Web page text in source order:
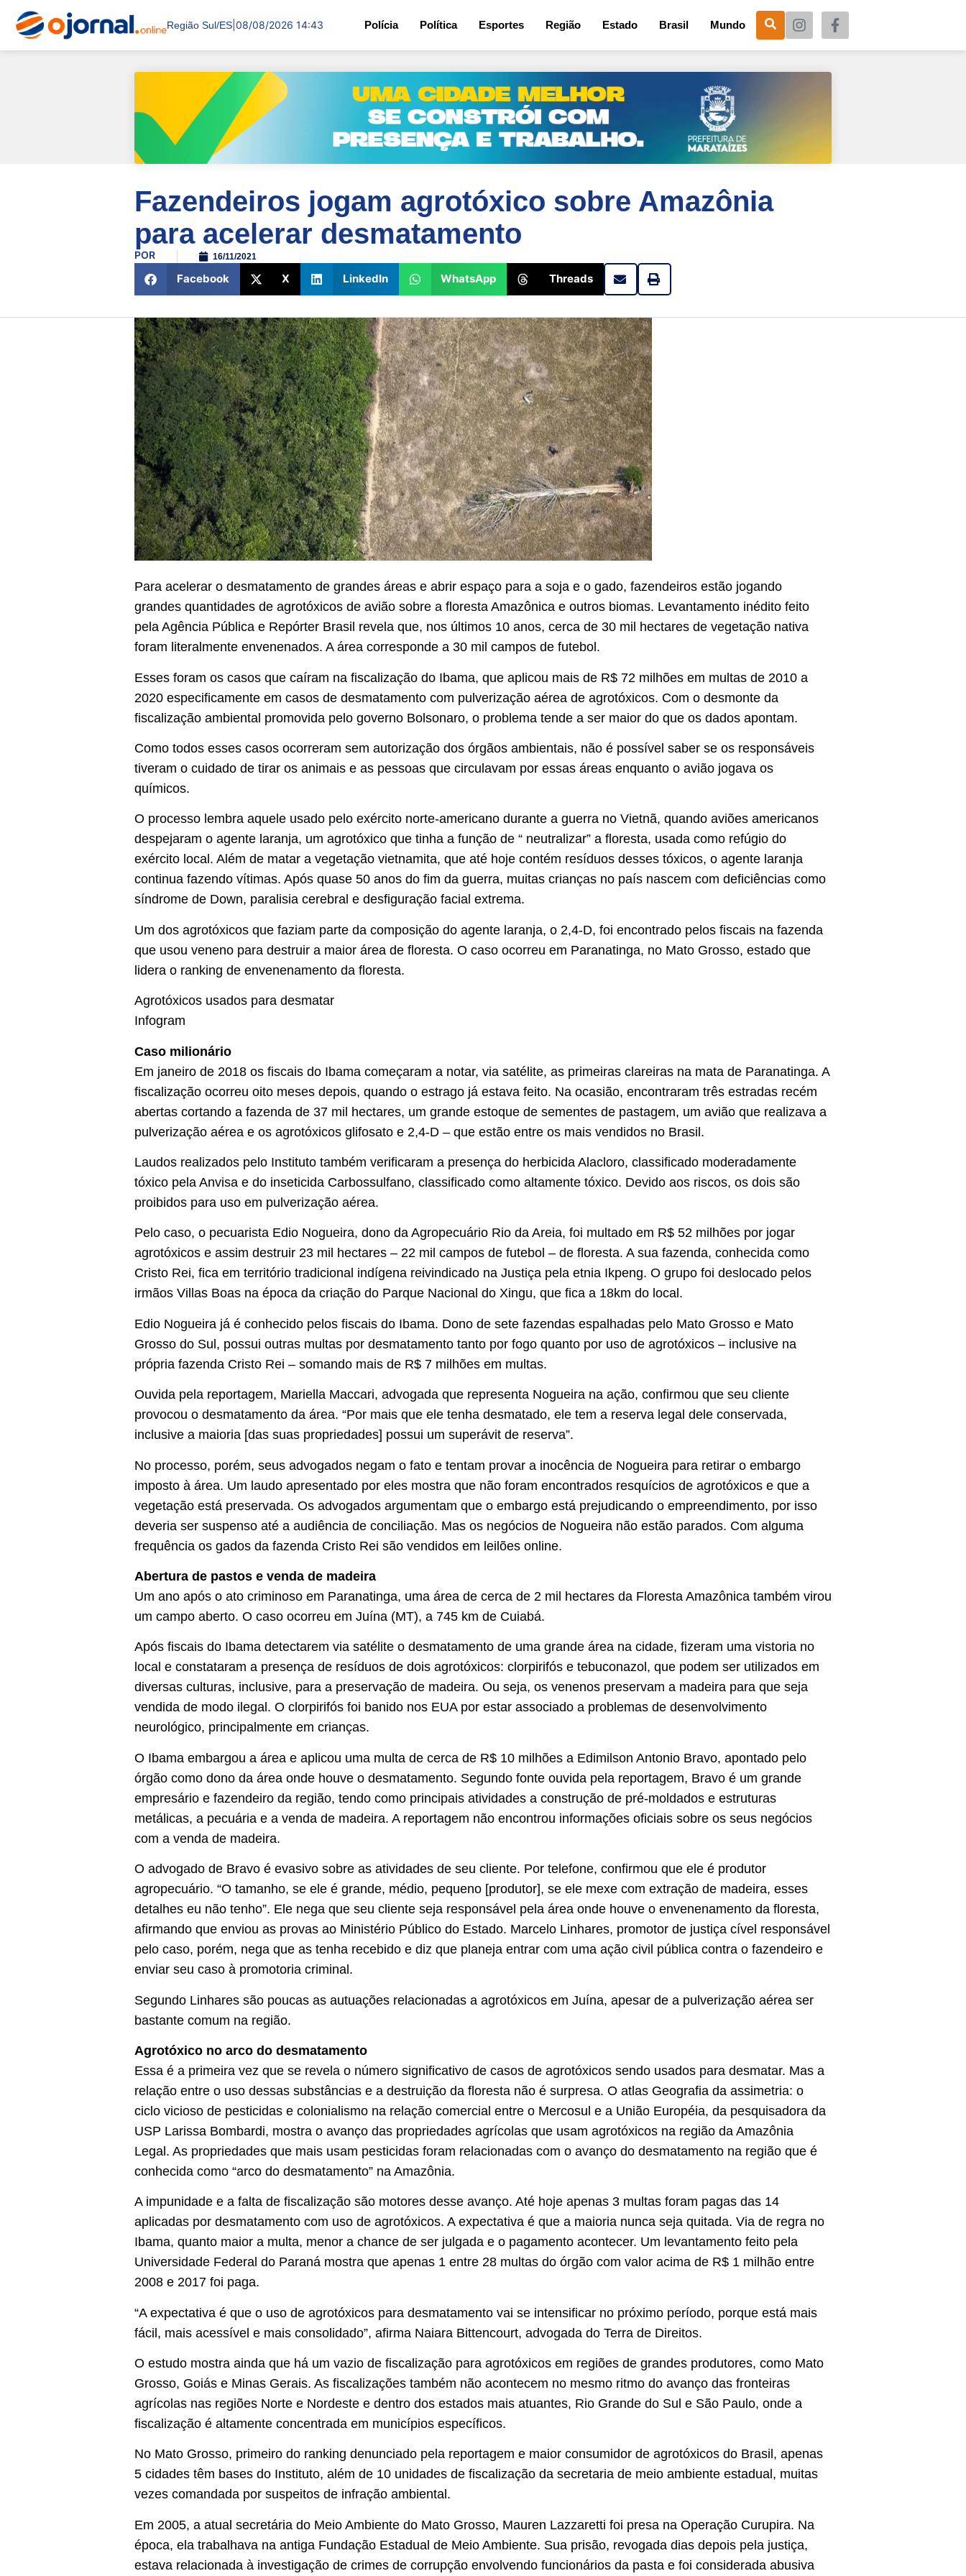
Região Sul/ES 08/08/2026 14:43 Polícia Política Esportes Região Estado Brasil Mundo
Fazendeiros jogam agrotóxico sobre Amazônia
para acelerar desmatamento
POR 16/11/2021
Facebook X LinkedIn WhatsApp Threads
Para acelerar o desmatamento de grandes áreas e abrir espaço para a soja e o gado, fazendeiros estão jogando
grandes quantidades de agrotóxicos de avião sobre a floresta Amazônica e outros biomas. Levantamento inédito feito
pela Agência Pública e Repórter Brasil revela que, nos últimos 10 anos, cerca de 30 mil hectares de vegetação nativa
foram literalmente envenenados. A área corresponde a 30 mil campos de futebol.
Esses foram os casos que caíram na fiscalização do Ibama, que aplicou mais de R$ 72 milhões em multas de 2010 a
2020 especificamente em casos de desmatamento com pulverização aérea de agrotóxicos. Com o desmonte da
fiscalização ambiental promovida pelo governo Bolsonaro, o problema tende a ser maior do que os dados apontam.
Como todos esses casos ocorreram sem autorização dos órgãos ambientais, não é possível saber se os responsáveis
tiveram o cuidado de tirar os animais e as pessoas que circulavam por essas áreas enquanto o avião jogava os
químicos.
O processo lembra aquele usado pelo exército norte-americano durante a guerra no Vietnã, quando aviões americanos
despejaram o agente laranja, um agrotóxico que tinha a função de “ neutralizar” a floresta, usada como refúgio do
exército local. Além de matar a vegetação vietnamita, que até hoje contém resíduos desses tóxicos, o agente laranja
continua fazendo vítimas. Após quase 50 anos do fim da guerra, muitas crianças no país nascem com deficiências como
síndrome de Down, paralisia cerebral e desfiguração facial extrema.
Um dos agrotóxicos que faziam parte da composição do agente laranja, o 2,4-D, foi encontrado pelos fiscais na fazenda
que usou veneno para destruir a maior área de floresta. O caso ocorreu em Paranatinga, no Mato Grosso, estado que
lidera o ranking de envenenamento da floresta.
Agrotóxicos usados para desmatar
Infogram
Caso milionário
Em janeiro de 2018 os fiscais do Ibama começaram a notar, via satélite, as primeiras clareiras na mata de Paranatinga. A
fiscalização ocorreu oito meses depois, quando o estrago já estava feito. Na ocasião, encontraram três estradas recém
abertas cortando a fazenda de 37 mil hectares, um grande estoque de sementes de pastagem, um avião que realizava a
pulverização aérea e os agrotóxicos glifosato e 2,4-D – que estão entre os mais vendidos no Brasil.
Laudos realizados pelo Instituto também verificaram a presença do herbicida Alacloro, classificado moderadamente
tóxico pela Anvisa e do inseticida Carbossulfano, classificado como altamente tóxico. Devido aos riscos, os dois são
proibidos para uso em pulverização aérea.
Pelo caso, o pecuarista Edio Nogueira, dono da Agropecuário Rio da Areia, foi multado em R$ 52 milhões por jogar
agrotóxicos e assim destruir 23 mil hectares – 22 mil campos de futebol – de floresta. A sua fazenda, conhecida como
Cristo Rei, fica em território tradicional indígena reivindicado na Justiça pela etnia Ikpeng. O grupo foi deslocado pelos
irmãos Villas Boas na época da criação do Parque Nacional do Xingu, que fica a 18km do local.
Edio Nogueira já é conhecido pelos fiscais do Ibama. Dono de sete fazendas espalhadas pelo Mato Grosso e Mato
Grosso do Sul, possui outras multas por desmatamento tanto por fogo quanto por uso de agrotóxicos – inclusive na
própria fazenda Cristo Rei – somando mais de R$ 7 milhões em multas.
Ouvida pela reportagem, Mariella Maccari, advogada que representa Nogueira na ação, confirmou que seu cliente
provocou o desmatamento da área. “Por mais que ele tenha desmatado, ele tem a reserva legal dele conservada,
inclusive a maioria [das suas propriedades] possui um superávit de reserva”.
No processo, porém, seus advogados negam o fato e tentam provar a inocência de Nogueira para retirar o embargo
imposto à área. Um laudo apresentado por eles mostra que não foram encontrados resquícios de agrotóxicos e que a
vegetação está preservada. Os advogados argumentam que o embargo está prejudicando o empreendimento, por isso
deveria ser suspenso até a audiência de conciliação. Mas os negócios de Nogueira não estão parados. Com alguma
frequência os gados da fazenda Cristo Rei são vendidos em leilões online.
Abertura de pastos e venda de madeira
Um ano após o ato criminoso em Paranatinga, uma área de cerca de 2 mil hectares da Floresta Amazônica também virou
um campo aberto. O caso ocorreu em Juína (MT), a 745 km de Cuiabá.
Após fiscais do Ibama detectarem via satélite o desmatamento de uma grande área na cidade, fizeram uma vistoria no
local e constataram a presença de resíduos de dois agrotóxicos: clorpirifós e tebuconazol, que podem ser utilizados em
diversas culturas, inclusive, para a preservação de madeira. Ou seja, os venenos preservam a madeira para que seja
vendida de modo ilegal. O clorpirifós foi banido nos EUA por estar associado a problemas de desenvolvimento
neurológico, principalmente em crianças.
O Ibama embargou a área e aplicou uma multa de cerca de R$ 10 milhões a Edimilson Antonio Bravo, apontado pelo
órgão como dono da área onde houve o desmatamento. Segundo fonte ouvida pela reportagem, Bravo é um grande
empresário e fazendeiro da região, tendo como principais atividades a construção de pré-moldados e estruturas
metálicas, a pecuária e a venda de madeira. A reportagem não encontrou informações oficiais sobre os seus negócios
com a venda de madeira.
O advogado de Bravo é evasivo sobre as atividades de seu cliente. Por telefone, confirmou que ele é produtor
agropecuário. “O tamanho, se ele é grande, médio, pequeno [produtor], se ele mexe com extração de madeira, esses
detalhes eu não tenho”. Ele nega que seu cliente seja responsável pela área onde houve o envenenamento da floresta,
afirmando que enviou as provas ao Ministério Público do Estado. Marcelo Linhares, promotor de justiça cível responsável
pelo caso, porém, nega que as tenha recebido e diz que planeja entrar com uma ação civil pública contra o fazendeiro e
enviar seu caso à promotoria criminal.
Segundo Linhares são poucas as autuações relacionadas a agrotóxicos em Juína, apesar de a pulverização aérea ser
bastante comum na região.
Agrotóxico no arco do desmatamento
Essa é a primeira vez que se revela o número significativo de casos de agrotóxicos sendo usados para desmatar. Mas a
relação entre o uso dessas substâncias e a destruição da floresta não é surpresa. O atlas Geografia da assimetria: o
ciclo vicioso de pesticidas e colonialismo na relação comercial entre o Mercosul e a União Européia, da pesquisadora da
USP Larissa Bombardi, mostra o avanço das propriedades agrícolas que usam agrotóxicos na região da Amazônia
Legal. As propriedades que mais usam pesticidas foram relacionadas com o avanço do desmatamento na região que é
conhecida como “arco do desmatamento” na Amazônia.
A impunidade e a falta de fiscalização são motores desse avanço. Até hoje apenas 3 multas foram pagas das 14
aplicadas por desmatamento com uso de agrotóxicos. A expectativa é que a maioria nunca seja quitada. Via de regra no
Ibama, quanto maior a multa, menor a chance de ser julgada e o pagamento acontecer. Um levantamento feito pela
Universidade Federal do Paraná mostra que apenas 1 entre 28 multas do órgão com valor acima de R$ 1 milhão entre
2008 e 2017 foi paga.
“A expectativa é que o uso de agrotóxicos para desmatamento vai se intensificar no próximo período, porque está mais
fácil, mais acessível e mais consolidado”, afirma Naiara Bittencourt, advogada do Terra de Direitos.
O estudo mostra ainda que há um vazio de fiscalização para agrotóxicos em regiões de grandes produtores, como Mato
Grosso, Goiás e Minas Gerais. As fiscalizações também não acontecem no mesmo ritmo do avanço das fronteiras
agrícolas nas regiões Norte e Nordeste e dentro dos estados mais atuantes, Rio Grande do Sul e São Paulo, onde a
fiscalização é altamente concentrada em municípios específicos.
No Mato Grosso, primeiro do ranking denunciado pela reportagem e maior consumidor de agrotóxicos do Brasil, apenas
5 cidades têm bases do Instituto, além de 10 unidades de fiscalização da secretaria de meio ambiente estadual, muitas
vezes comandada por suspeitos de infração ambiental.
Em 2005, a atual secretária do Meio Ambiente do Mato Grosso, Mauren Lazzaretti foi presa na Operação Curupira. Na
época, ela trabalhava na antiga Fundação Estadual de Meio Ambiente. Sua prisão, revogada dias depois pela justiça,
estava relacionada à investigação de crimes de corrupção envolvendo funcionários da pasta e foi considerada abusiva